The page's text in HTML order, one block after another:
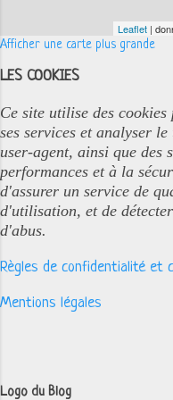
Leaflet |
Afficher une carte plus grande
LES COOKIES
Ce site utilise des
ses services et analyser
user-agent, ainsi que des
performances et à la
d'assurer un service de
d'utilisation, et de
d'abus.
Règles de confidentialité et
Mentions légales
Logo du Blog